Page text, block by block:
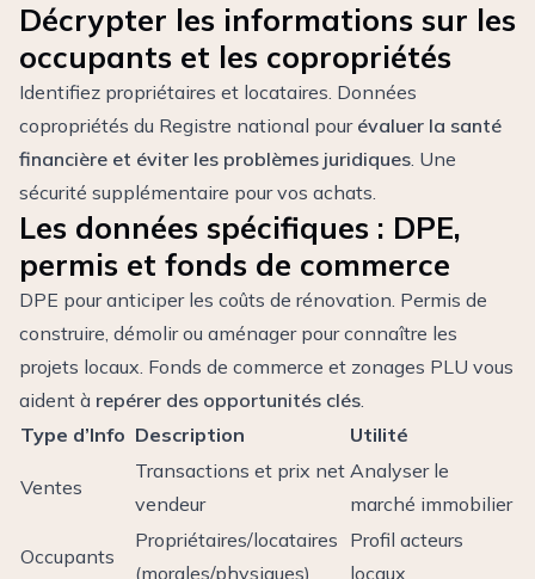
Décrypter les informations sur les
occupants et les copropriétés
Identifiez propriétaires et locataires. Données
copropriétés du Registre national pour évaluer la santé
financière et éviter les problèmes juridiques. Une
sécurité supplémentaire pour vos achats.
Les données spécifiques : DPE,
permis et fonds de commerce
DPE pour anticiper les coûts de rénovation. Permis de
construire, démolir ou aménager pour connaître les
projets locaux. Fonds de commerce et zonages PLU vous
aident à repérer des opportunités clés.
Type d’Info Description Utilité
Ventes
Transactions et prix net
vendeur
Analyser le
marché immobilier
Occupants
Propriétaires/locataires
(morales/physiques)
Profil acteurs
locaux